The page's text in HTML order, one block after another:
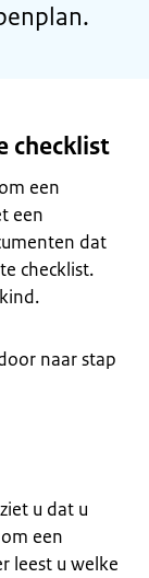
checklist
een
een
dat
checklist.
naar stap
u dat u
een
leest u welke